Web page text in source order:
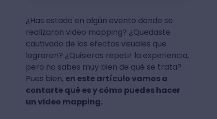
¿Has estado en algún evento donde se
realizaron video mapping? ¿Quedaste
cautivado de los efectos visuales que
lograron? ¿Quisieras repetir la experiencia,
pero no sabes muy bien de qué se trata?
Pues bien, en este artículo vamos a
contarte qué es y cómo puedes hacer
un video mapping.